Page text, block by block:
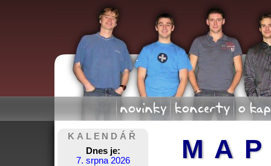
novinky koncerty o
KALENDÁŘ
Dnes je:
7. srpna 2026